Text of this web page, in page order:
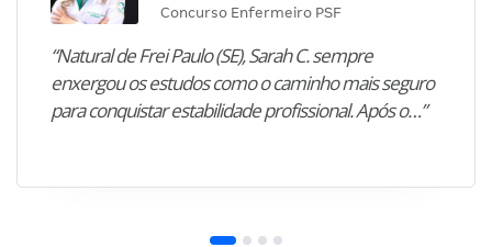
Concurso Enfermeiro PSF
“Natural de Frei Paulo (SE), Sarah C. sempre
enxergou os estudos como o caminho mais seguro
para conquistar estabilidade profissional. Após o…”